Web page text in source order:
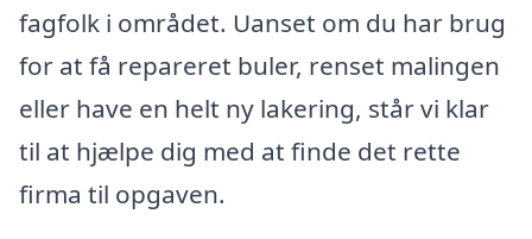
fagfolk i området. Uanset om du har brug
for at få repareret buler, renset malingen
eller have en helt ny lakering, står vi klar
til at hjælpe dig med at finde det rette
firma til opgaven.